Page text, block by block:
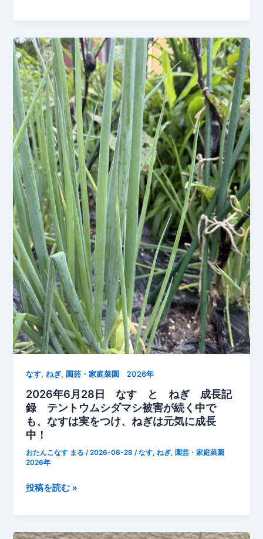
タ
ー
の
ネ
ギ
が
大
き
く
成
長！
必
要
な
分
だ
け
収
穫
で
き
る
家
菜
園
の
強
い
方
なす,ねぎ,園芸・家庭菜園 2026年
2026年6月28日 なす と ねぎ 成長記
録 テントウムシダマシ被害が続く中で
も、なすは実をつけ、ねぎは元気に成長
中！
おたんこなす まる/2026-06-28/なす,ねぎ, 園芸・家庭菜園
2026年
2026
月
投稿を読む »